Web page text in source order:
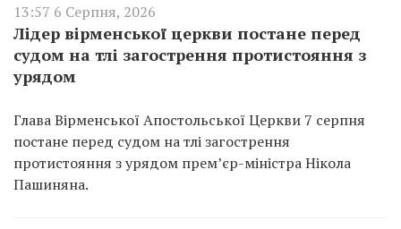
13:57 6 Серпня, 2026
Лідер вірменської церкви постане перед
судом на тлі загострення протистояння з
урядом
Глава Вірменської Апостольської Церкви 7 серпня
постане перед судом на тлі загострення
протистояння з урядом прем’єр-міністра Нікола
Пашиняна.